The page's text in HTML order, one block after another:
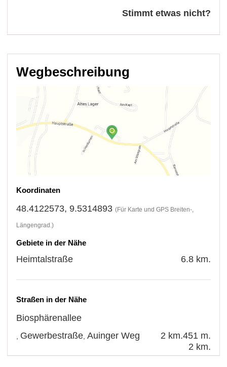
Stimmt etwas nicht?
Wegbeschreibung
Koordinaten
48.4122573, 9.5314893 (Für Karte und GPS Breiten-,
Längengrad.)
Gebiete in der Nähe
Heimtalstraße 6.8 km.
Straßen in der Nähe
Biosphärenallee
451 m.
Gewerbestraße 2 km.
,Auinger Weg
2 km.